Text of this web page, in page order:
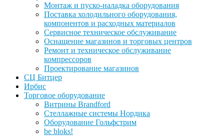
Монтаж и пуско-наладка оборудования
Поставка холодильного оборудования,
компонентов и расходных материалов
Сервисное техническое обслуживание
Оснащение магазинов и торговых центров
Ремонт и техническое обслуживание
компрессоров
Проектирование магазинов
СЦ Битцер
Ирбис
Торговое оборудование
Витрины Brandford
Стеллажные системы Нордика
Оборудование Гольфстрим
be bloks!